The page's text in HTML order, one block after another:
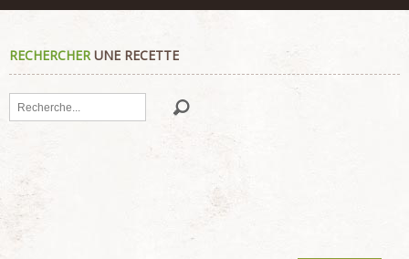
RECHERCHERUNE RECETTE
Rechercher